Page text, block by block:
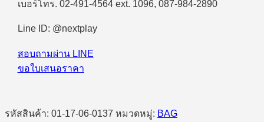
เบอร์โทร. 02-491-4564 ext. 1096, 087-984-2890
Line ID: @nextplay
สอบถามผ่าน LINE
ขอใบเสนอราคา
รหัสสินค้า: 01-17-06-0137 หมวดหมู่: BAG